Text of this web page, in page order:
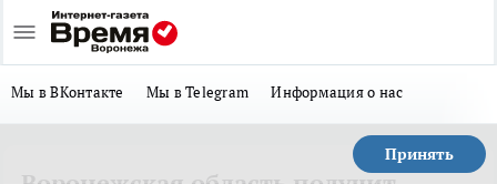
Мы в ВКонтакте Мы в Telegram Информация о нас
Принять